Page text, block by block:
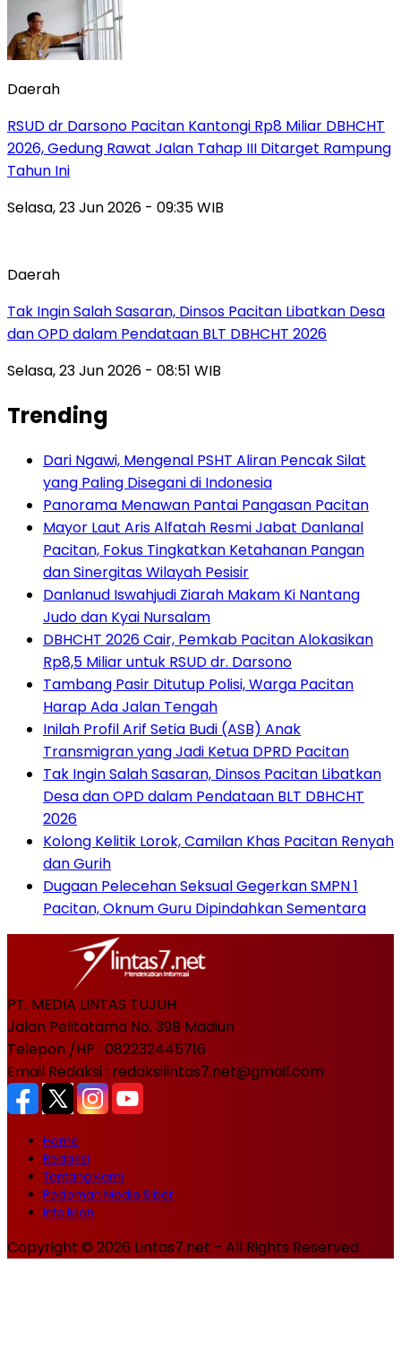
Daerah
RSUD dr Darsono Pacitan Kantongi Rp8 Miliar DBHCHT
2026, Gedung Rawat Jalan Tahap III Ditarget Rampung
Tahun Ini
Selasa, 23 Jun 2026 - 09:35 WIB
Daerah
Tak Ingin Salah Sasaran, Dinsos Pacitan Libatkan Desa
dan OPD dalam Pendataan BLT DBHCHT 2026
Selasa, 23 Jun 2026 - 08:51 WIB
Trending
Dari Ngawi, Mengenal PSHT Aliran Pencak Silat
yang Paling Disegani di Indonesia
Panorama Menawan Pantai Pangasan Pacitan
Mayor Laut Aris Alfatah Resmi Jabat Danlanal
Pacitan, Fokus Tingkatkan Ketahanan Pangan
dan Sinergitas Wilayah Pesisir
Danlanud Iswahjudi Ziarah Makam Ki Nantang
Judo dan Kyai Nursalam
DBHCHT 2026 Cair, Pemkab Pacitan Alokasikan
Rp8,5 Miliar untuk RSUD dr. Darsono
Tambang Pasir Ditutup Polisi, Warga Pacitan
Harap Ada Jalan Tengah
Inilah Profil Arif Setia Budi (ASB) Anak
Transmigran yang Jadi Ketua DPRD Pacitan
Tak Ingin Salah Sasaran, Dinsos Pacitan Libatkan
Desa dan OPD dalam Pendataan BLT DBHCHT
2026
Kolong Kelitik Lorok, Camilan Khas Pacitan Renyah
dan Gurih
Dugaan Pelecehan Seksual Gegerkan SMPN 1
Pacitan, Oknum Guru Dipindahkan Sementara
PT. MEDIA LINTAS TUJUH
Jalan Pelitatama No. 39B Madiun
Telepon /HP : 082232445716
Email Redaksi : redaksilintas7.net@gmail.com
Home
Redaksi
Tentang Kami
Pedoman Media Siber
Info Iklan
Copyright © 2026 Lintas7.net - All Rights Reserved